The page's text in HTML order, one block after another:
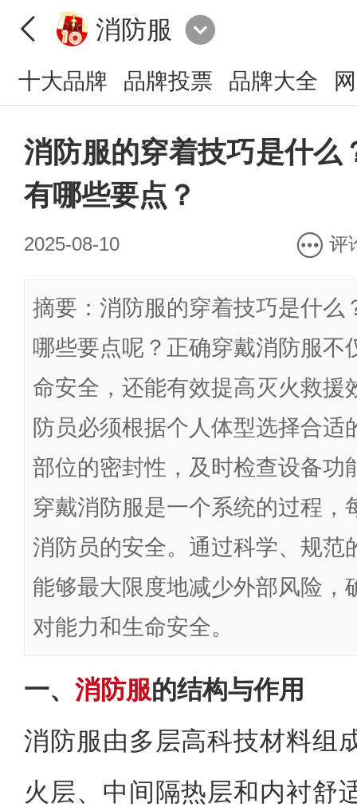
消防服
十大品牌 品牌投票 品牌大全
消防服的穿着技巧是什么
有哪些要点？
2025-08-10 评
摘要：消防服的穿着技巧是什么
哪些要点呢？正确穿戴消防服不
命安全，还能有效提高灭火救援
防员必须根据个人体型选择合适
部位的密封性，及时检查设备功
穿戴消防服是一个系统的过程，
消防员的安全。通过科学、规范
能够最大限度地减少外部风险，
对能力和生命安全。
一、 消防服的结构与作用
消防服由多层高科技材料组
火层、中间隔热层和内衬舒